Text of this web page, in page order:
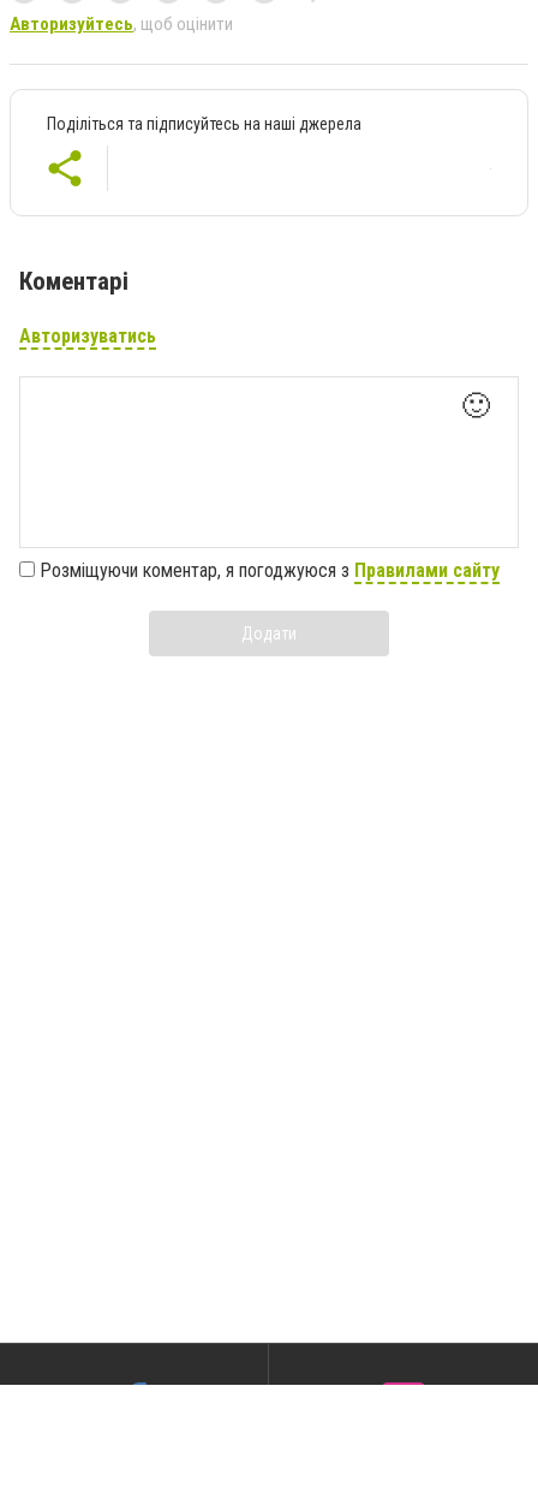
Авторизуйтесь, щоб оцінити
Поділіться та підписуйтесь на наші джерела
Коментарі
Авторизуватись
🙂
Розміщуючи коментар, я погоджуюся з Правилами сайту
Додати